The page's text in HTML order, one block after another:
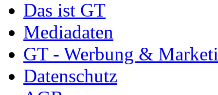
Das ist GT
Mediadaten
GT - Werbung &
Datenschutz